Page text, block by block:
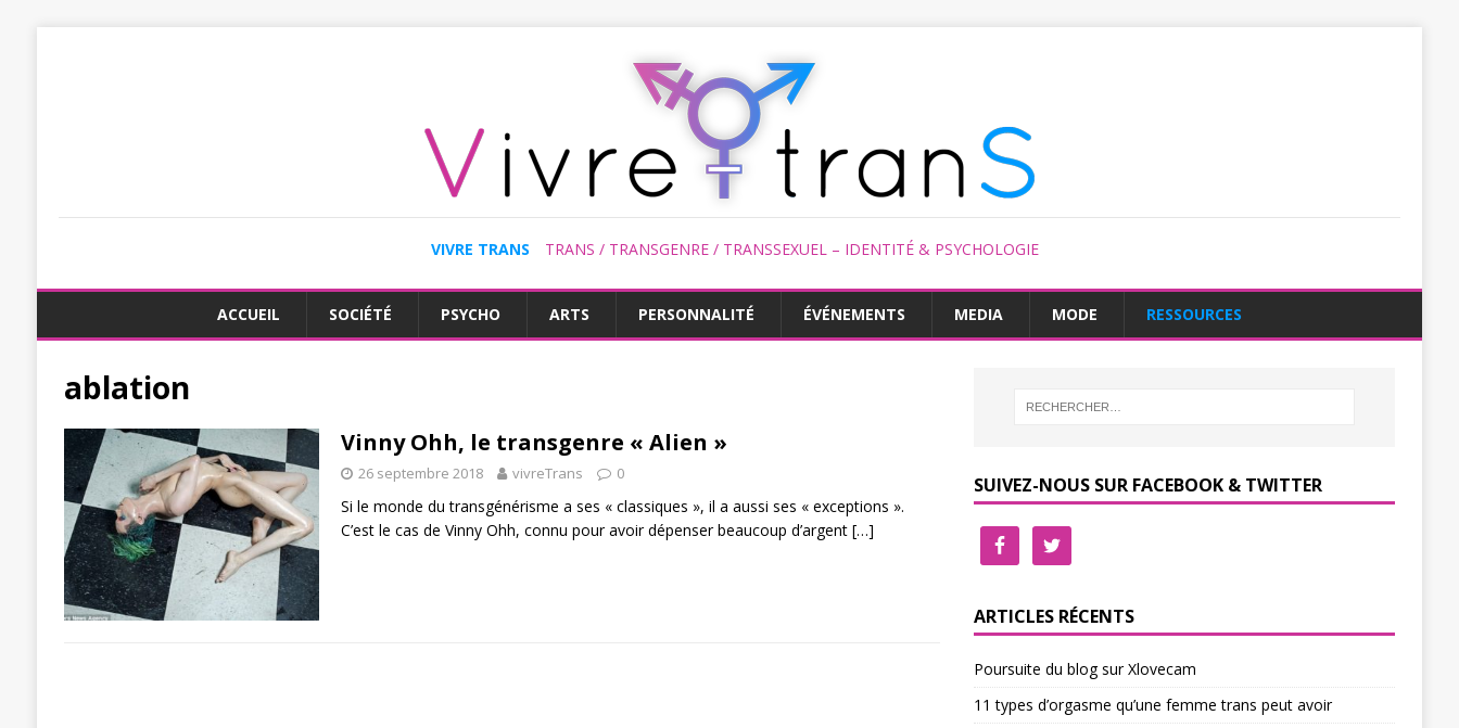
VIVRE TRANS TRANS / TRANSGENRE / TRANSSEXUEL – IDENTITÉ & PSYCHOLOGIE
ACCUEIL SOCIÉTÉ PSYCHO ARTS PERSONNALITÉ ÉVÉNEMENTS MEDIA MODE RESSOURCES
ablation
Vinny Ohh, le transgenre « Alien »
26 septembre 2018 vivreTrans 0
Si le monde du transgénérisme a ses « classiques », il a aussi ses « exceptions ».
C’est le cas de Vinny Ohh, connu pour avoir dépenser beaucoup d’argent […]
SUIVEZ-NOUS SUR FACEBOOK & TWITTER
ARTICLES RÉCENTS
Poursuite du blog sur Xlovecam
11 types d’orgasme qu’une femme trans peut avoir